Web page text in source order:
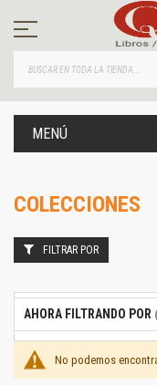
contenido
MENÚ
COLECCIONES
No podemos
FILTRAR POR
AHORA FILTRANDO POR